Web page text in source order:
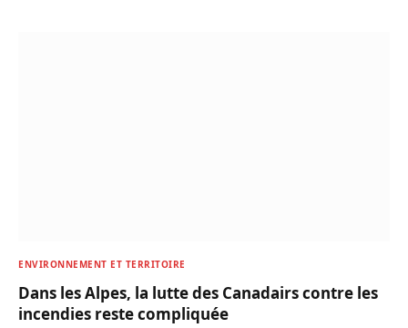
ENVIRONNEMENT ET TERRITOIRE
Dans les Alpes, la lutte des Canadairs contre les
incendies reste compliquée